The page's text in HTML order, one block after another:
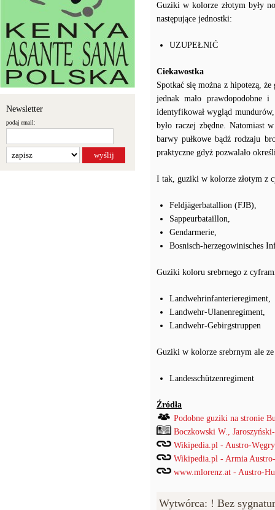
Newsletter
podaj email:
Guziki w kolorze złotym były
następujące jednostki:
UZUPEŁNIĆ
Ciekawostka
Spotkać się można z hipotezą,
jednak mało prawdopodobne
identyfikował wygląd
było raczej zbędne. Natomiast
barwy pułkowe bądź rodzaju
praktyczne gdyż pozwalało
I tak, guziki w kolorze złotym z
Feldjägerbatallion (FJB),
Sappeurbataillon,
Gendarmerie,
Bosnisch-herzegowinisches
Guziki koloru srebrnego z
Landwehrinfanterieregiment,
Landwehr-Ulanenregiment,
Landwehr-Gebirgstruppen
Guziki w kolorze srebrnym ale
Landesschützenregiment
Źródła
Podobne guziki na stronie
Boczkowski W.,
Wikipedia.pl - Austro-Węgry
Wikipedia.pl - Armia
www.mlorenz.at - Austro-
Wytwórca: ! Bez